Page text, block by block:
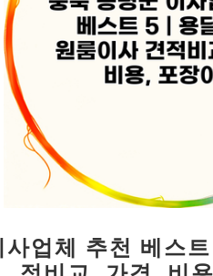
사업체 추천 베스